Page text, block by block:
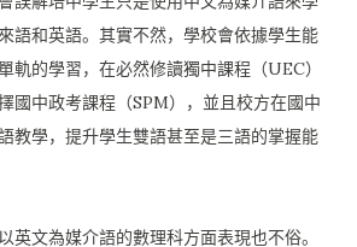
語和英語。其實不然， 學校會依據學生能
軌的學習， 在必然修讀獨中課程（UEC）
國中政考課程（SPM）， 並且校方在國中
教學， 提升學生雙語甚至是三語的掌握能
英文為媒介語的數理科方面表現也不俗。